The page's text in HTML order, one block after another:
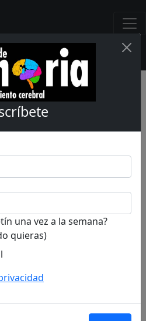
falta del 1 al 25?
falta del 1 al 25?
una vez a la semana?
quieras)